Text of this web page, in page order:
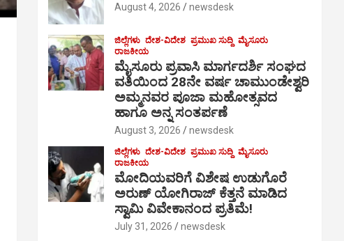
August 4, 2026 newsdesk
ಜಿಲ್ಲೆಗಳು ದೇಶ-ವಿದೇಶ ಪ್ರಮುಖ ಸುದ್ದಿ ಮೈಸೂರು
ರಾಜಕೀಯ
ಮೈಸೂರು ಪ್ರವಾಸಿ ಮಾರ್ಗದರ್ಶಿ ಸಂಘದ
ವತಿಯಿಂದ 28ನೇ ವರ್ಷ ಚಾಮುಂಡೇಶ್ವರಿ
ಅಮ್ಮನವರ ಪೂಜಾ ಮಹೋತ್ಸವದ
ಹಾಗೂ ಅನ್ನ ಸಂತರ್ಪಣೆ
August 3, 2026 newsdesk
ಜಿಲ್ಲೆಗಳು ದೇಶ-ವಿದೇಶ ಪ್ರಮುಖ ಸುದ್ದಿ ಮೈಸೂರು
ರಾಜಕೀಯ
ಮೋದಿಯವರಿಗೆ ವಿಶೇಷ ಉಡುಗೊರೆ
ಅರುಣ್ ಯೋಗಿರಾಜ್ ಕೆತ್ತನೆ ಮಾಡಿದ
ಸ್ವಾಮಿ ವಿವೇಕಾನಂದ ಪ್ರತಿಮೆ!
July 31, 2026 newsdesk